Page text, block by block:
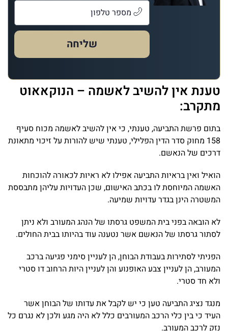
שליחה
טענת אין להשיב לאשמה – הנוקאאוט
מתקרב:
בתום פרשת התביעה, טענתי, כי אין להשיב לאשמה מכוח סעיף
158 מחוק סדר הדין הפלילי, טענתי שיש להורות על זיכוי מתאונת
דרכים של הנאשם.
הואיל ואין בראיות התביעה אפילו לא ראיות לכאורה להוכחות
האשמה המיוחסת לו בכתב האישום, שכן העדויות עליהן מתבססת
המשטרה הינן בגדר עדויות שמיעה.
לא הובאה בפני בית המשפט גרסתו של הנהג המעורב ולא ניתן
לסתור גרסתו של הנאשם אשר נטענה עוד בהיותו בבית החולים.
הפניתי לסתירות בעבודת הבוחן, הן לעניין סימני פגיעה ברכב
המעורב, הן לעניין צבע האופנוע והן לעניין היות הרחוב דו סטרי
ולא חד סטרי.
מנגד נציג התביעה טען כי יש לקבל את עדותו של הבוחן אשר
העיד כי בין כלי הרכב המעורבים כלל לא היה מגע ולכן לא נגרם כל
נזק לרכב המעורב.